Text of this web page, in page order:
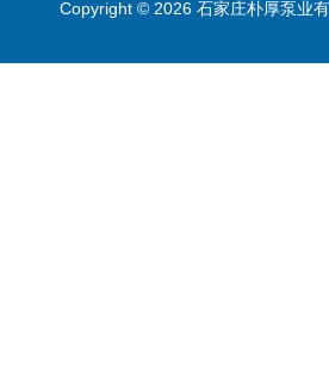
Copyright © 2026 石家庄朴厚泵业